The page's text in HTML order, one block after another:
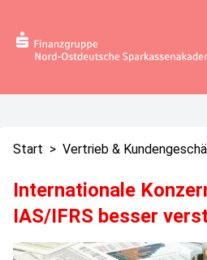
Start > Vertrieb &
Internationale
IAS/IFRS besser